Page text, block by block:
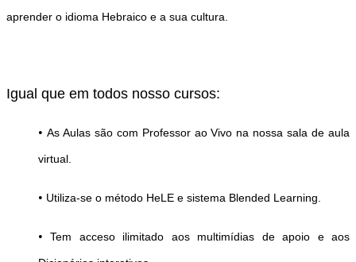
aprender o idioma Hebraico e a sua cultura.
Igual que em todos nosso cursos:
• As Aulas são com Professor ao Vivo na nossa sala de aula
virtual.
• Utiliza-se o método HeLE e sistema Blended Learning.
•Tem acceso ilimitado aos multimídias de apoio e aos